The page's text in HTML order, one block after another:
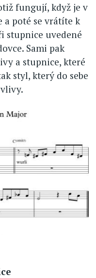
fungují, když je v
a poté se vrátíte k
stupnice uvedené
Sami pak
a stupnice, které
styl, který do sebe